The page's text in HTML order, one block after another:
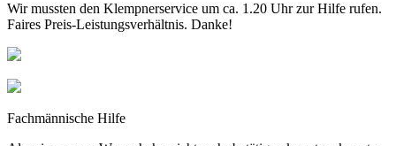
Wir mussten den Klempnerservice um ca. 1.20 Uhr zur Hilfe rufen.
Faires Preis-Leistungsverhältnis. Danke!
Fachmännische Hilfe